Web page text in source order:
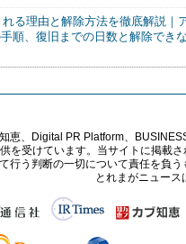
れる理由と解除方法を徹底解説
順、復旧までの日数と解除でき
恵、Digital PR Platform、
を受けています。当サイトに掲載
行う判断の一切について責任を負う
とれまがニュース